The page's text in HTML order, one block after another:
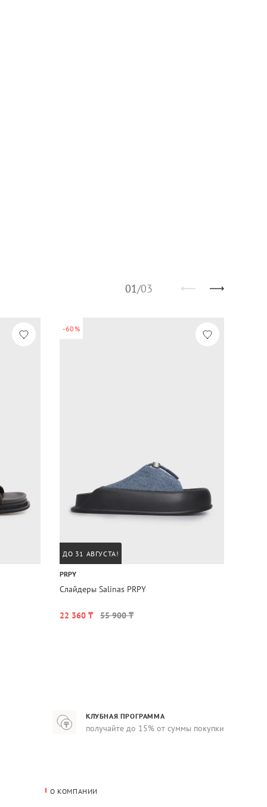
01/03
-60%
ДО 31 АВГУСТА!
PRPY
Слайдеры Salinas PRPY
22 360 ₸ 55 900 ₸
КЛУБНАЯ ПРОГРАММА
получайте до 15% от суммы покупки
О КОМПАНИИ